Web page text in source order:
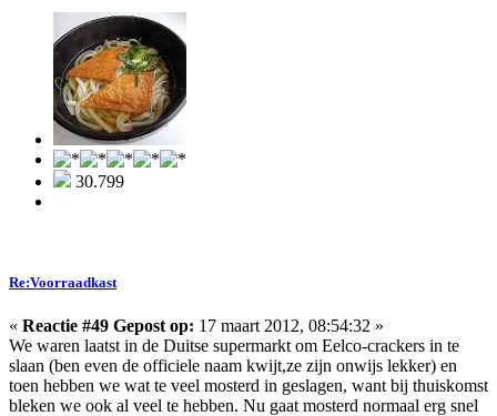
30.799
Re:Voorraadkast
« Reactie #49 Gepost op: 17 maart 2012, 08:54:32 »
We waren laatst in de Duitse supermarkt om Eelco-crackers in te
slaan (ben even de officiele naam kwijt,ze zijn onwijs lekker) en
toen hebben we wat te veel mosterd in geslagen, want bij thuiskomst
bleken we ook al veel te hebben. Nu gaat mosterd normaal erg snel